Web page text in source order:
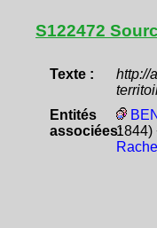
S122472
Texte :
http://
Entités
associées:1844)